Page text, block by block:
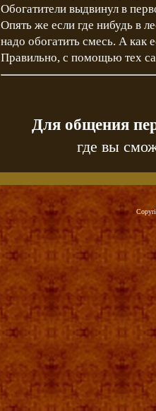
Обогатители выдвинул в
Опять же если где нибудь в
надо обогатить смесь. А как
Правильно, с помощью тех
Для общения
где вы